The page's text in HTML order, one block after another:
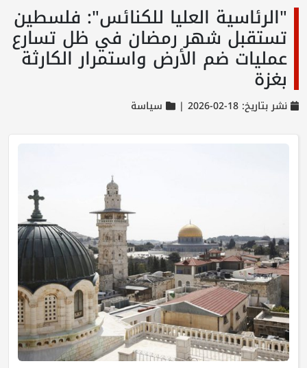
"الرئاسية العليا للكنائس": فلسطين
تستقبل شهر رمضان في ظل تسارع
عمليات ضم الأرض واستمرار الكارثة
بغزة
نشر بتاريخ: 18-02-2026 | سياسة